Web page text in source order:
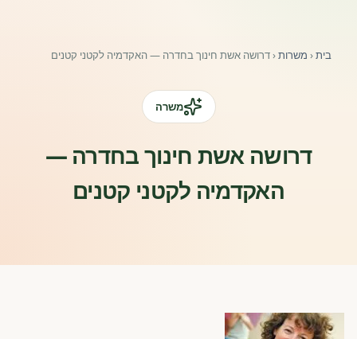
השתלמויות וקורסים לגננות ולצוותי חינוך | גיל הרך 0-6
חנות עזרים ומוצרים
בית‹ משרות‹דרושה אשת חינוך בחדרה — האקדמיה לקטני קטנים
משרה
דרושה אשת חינוך בחדרה —
האקדמיה לקטני קטנים